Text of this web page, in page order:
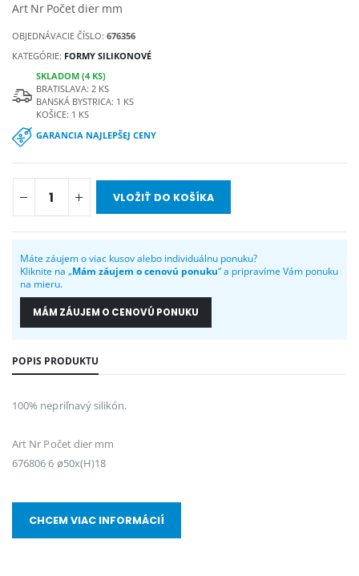
Art Nr Počet dier mm
OBJEDNÁVACIE ČÍSLO:676356
KATEGÓRIE: FORMY SILIKONOVÉ
SKLADOM (4 KS)
BRATISLAVA: 2 KS
BANSKÁ BYSTRICA: 1 KS
KOŠICE: 1 KS
GARANCIA NAJLEPŠEJ CENY
VLOŽIŤ DO KOŠÍKA
Máte záujem o viac kusov alebo individuálnu ponuku?
Kliknite na „Mám záujem o cenovú ponuku“ a pripravíme Vám ponuku
na mieru.
MÁM ZÁUJEM O CENOVÚ PONUKU
POPIS PRODUKTU
100% nepriľnavý silikón.
Art Nr Počet dier mm
676806 6 ø50x(H)18
CHCEM VIAC INFORMÁCIÍ